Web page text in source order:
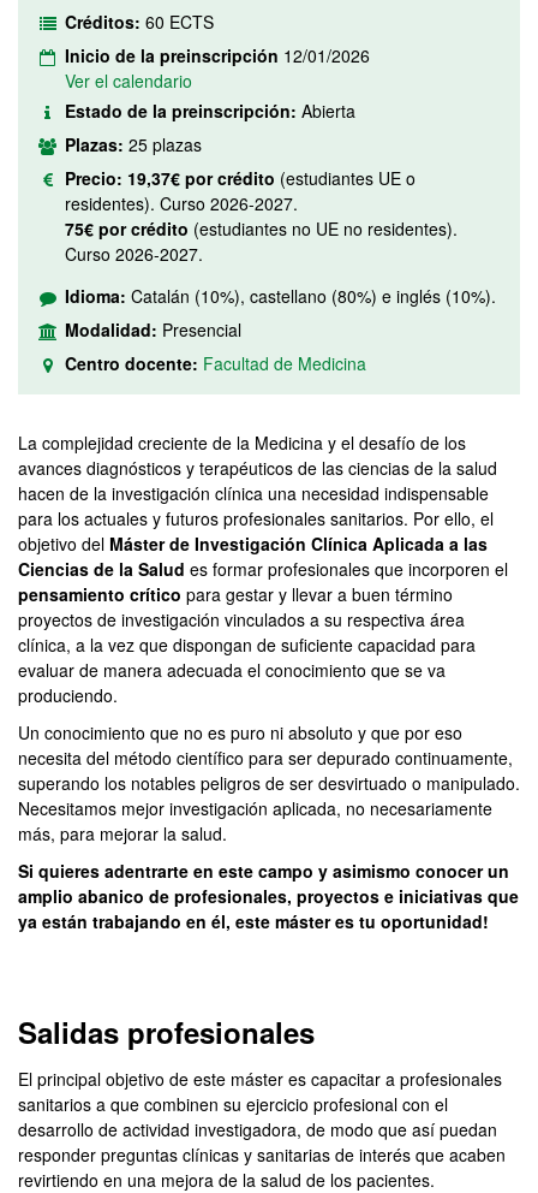
Créditos: 60 ECTS
Inicio de la preinscripción 12/01/2026
Ver el calendario
Estado de la preinscripción: Abierta
Plazas: 25 plazas
Precio: 19,37€ por crédito (estudiantes UE o
residentes). Curso 2026-2027.
75€ por crédito (estudiantes no UE no residentes).
Curso 2026-2027.
Idioma: Catalán (10%), castellano (80%) e inglés (10%).
Modalidad: Presencial
Centro docente: Facultad de Medicina
La complejidad creciente de la Medicina y el desafío de los
avances diagnósticos y terapéuticos de las ciencias de la salud
hacen de la investigación clínica una necesidad indispensable
para los actuales y futuros profesionales sanitarios. Por ello, el
objetivo del Máster de Investigación Clínica Aplicada a las
Ciencias de la Salud es formar profesionales que incorporen el
pensamiento crítico para gestar y llevar a buen término
proyectos de investigación vinculados a su respectiva área
clínica, a la vez que dispongan de suficiente capacidad para
evaluar de manera adecuada el conocimiento que se va
produciendo.
Un conocimiento que no es puro ni absoluto y que por eso
necesita del método científico para ser depurado continuamente,
superando los notables peligros de ser desvirtuado o manipulado.
Necesitamos mejor investigación aplicada, no necesariamente
más, para mejorar la salud.
Si quieres adentrarte en este campo y asimismo conocer un
amplio abanico de profesionales, proyectos e iniciativas que
ya están trabajando en él, este máster es tu oportunidad!
Salidas profesionales
El principal objetivo de este máster es capacitar a profesionales
sanitarios a que combinen su ejercicio profesional con el
desarrollo de actividad investigadora, de modo que así puedan
responder preguntas clínicas y sanitarias de interés que acaben
revirtiendo en una mejora de la salud de los pacientes.